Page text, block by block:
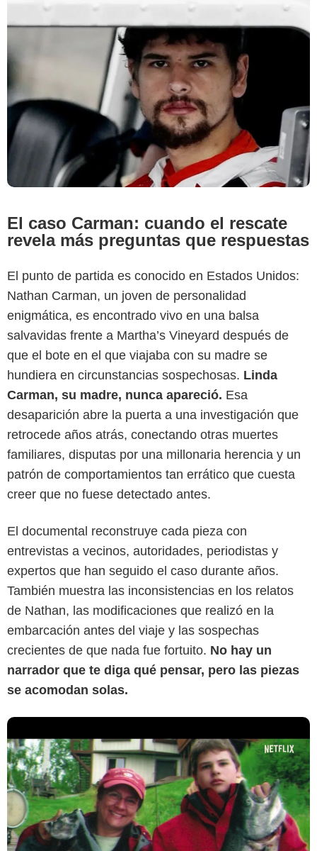
El caso Carman: cuando el rescate
revela más preguntas que respuestas
El punto de partida es conocido en Estados Unidos:
Nathan Carman, un joven de personalidad
enigmática, es encontrado vivo en una balsa
salvavidas frente a Martha’s Vineyard después de
que el bote en el que viajaba con su madre se
hundiera en circunstancias sospechosas. Linda
Carman, su madre, nunca apareció. Esa
desaparición abre la puerta a una investigación que
retrocede años atrás, conectando otras muertes
familiares, disputas por una millonaria herencia y un
patrón de comportamientos tan errático que cuesta
creer que no fuese detectado antes.
El documental reconstruye cada pieza con
entrevistas a vecinos, autoridades, periodistas y
expertos que han seguido el caso durante años.
También muestra las inconsistencias en los relatos
de Nathan, las modificaciones que realizó en la
embarcación antes del viaje y las sospechas
crecientes de que nada fue fortuito. No hay un
narrador que te diga qué pensar, pero las piezas
se acomodan solas.
Captura de pantalla